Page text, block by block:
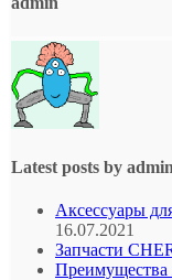
Latest posts by admin
Аксессуары
16.07.2021
Запчасти
Преимущества